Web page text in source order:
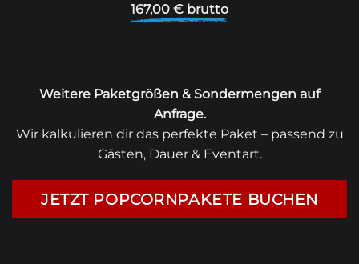
167,00 € brutto
Weitere Paketgrößen & Sondermengen auf
Anfrage.
Wir kalkulieren dir das perfekte Paket – passend zu
Gästen, Dauer & Eventart.
JETZT POPCORNPAKETE BUCHEN